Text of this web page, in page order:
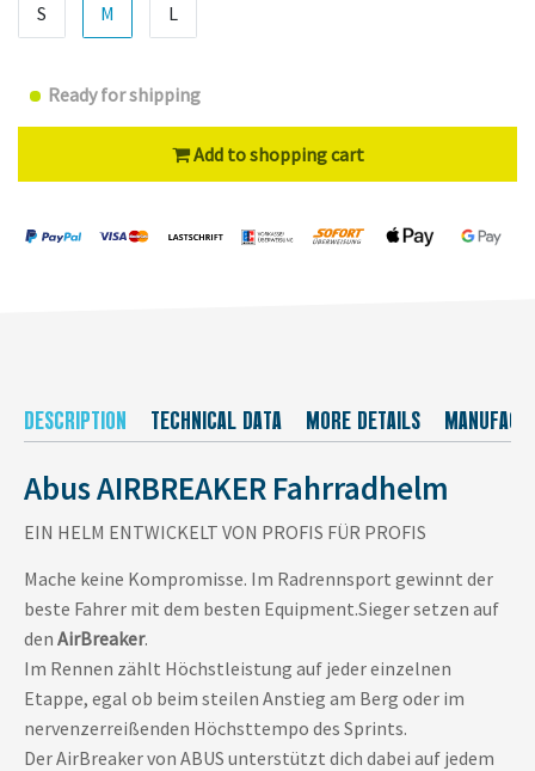
S M L
Ready for shipping
Add to shopping cart
DESCRIPTION TECHNICAL DATA MORE DETAILS
Abus AIRBREAKER Fahrradhelm
EIN HELM ENTWICKELT VON PROFIS FÜR PROFIS
Mache keine Kompromisse. Im Radrennsport gewinnt der
beste Fahrer mit dem besten Equipment.Sieger setzen auf
den AirBreaker.
Im Rennen zählt Höchstleistung auf jeder einzelnen
Etappe, egal ob beim steilen Anstieg am Berg oder im
nervenzerreißenden Höchsttempo des Sprints.
Der AirBreaker von ABUS unterstützt dich dabei auf jedem